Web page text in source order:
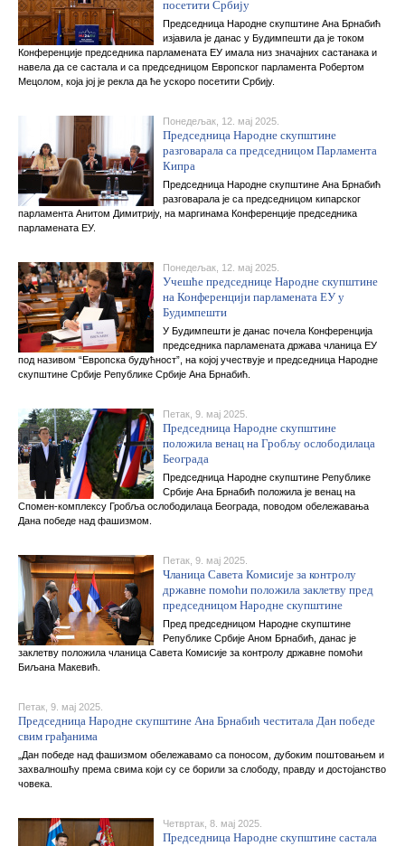
посетити Србију
Председница Народне скупштине Ана Брнабић
изјавила је данас у Будимпешти да је током
Конференције председника парламената ЕУ имала низ значајних састанака и
навела да се састала и са председницом Европског парламента Робертом
Мецолом, која јој је рекла да ће ускоро посетити Србију.
Понедељак, 12. мај 2025.
Председница Народне скупштине
разговарала са председницом Парламента
Кипра
Председница Народне скупштине Ана Брнабић
разговарала је са председницом кипарског
парламента Анитом Димитрију, на маргинама Конференције председника
парламената ЕУ.
Понедељак, 12. мај 2025.
Учешће председнице Народне скупштине
на Конференцији парламената ЕУ у
Будимпешти
У Будимпешти је данас почела Конференција
председника парламената држава чланица ЕУ
под називом “Европска будућност”, на којој учествује и председница Народне
скупштине Србије Републике Србије Ана Брнабић.
Петак, 9. мај 2025.
Председница Народне скупштине
положила венац на Гробљу ослободилаца
Београда
Председница Народне скупштине Републике
Србије Ана Брнабић положила је венац на
Спомен-комплексу Гробља ослободилаца Београда, поводом обележавања
Дана победе над фашизмом.
Петак, 9. мај 2025.
Чланица Савета Комисије за контролу
државне помоћи положила заклетву пред
председницом Народне скупштине
Пред председницом Народне скупштине
Републике Србије Аном Брнабић, данас је
заклетву положила чланица Савета Комисије за контролу државне помоћи
Биљана Макевић.
Петак, 9. мај 2025.
Председница Народне скупштине Ана Брнабић честитала Дан победе
свим грађанима
„Дан победе над фашизмом обележавамо са поносом, дубоким поштовањем и
захвалношћу према свима који су се борили за слободу, правду и достојанство
човека.
Четвртак, 8. мај 2025.
Председница Народне скупштине састала